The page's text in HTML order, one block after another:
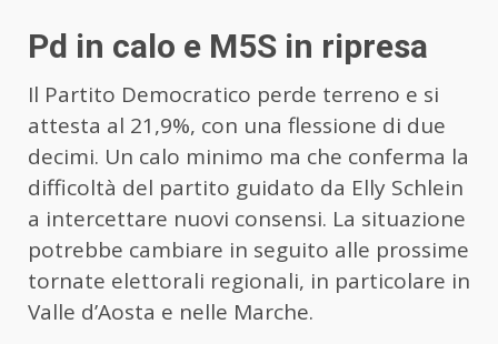
Pd in calo e M5S in ripresa
Il Partito Democratico perde terreno e si
attesta al 21,9%, con una flessione di due
decimi. Un calo minimo ma che conferma la
difficoltà del partito guidato da Elly Schlein
a intercettare nuovi consensi. La situazione
potrebbe cambiare in seguito alle prossime
tornate elettorali regionali, in particolare in
Valle d’Aosta e nelle Marche.